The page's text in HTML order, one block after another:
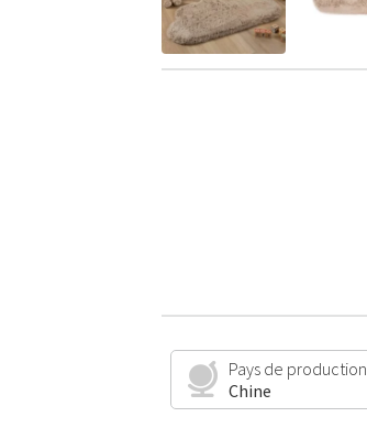
Pays de production
Chine